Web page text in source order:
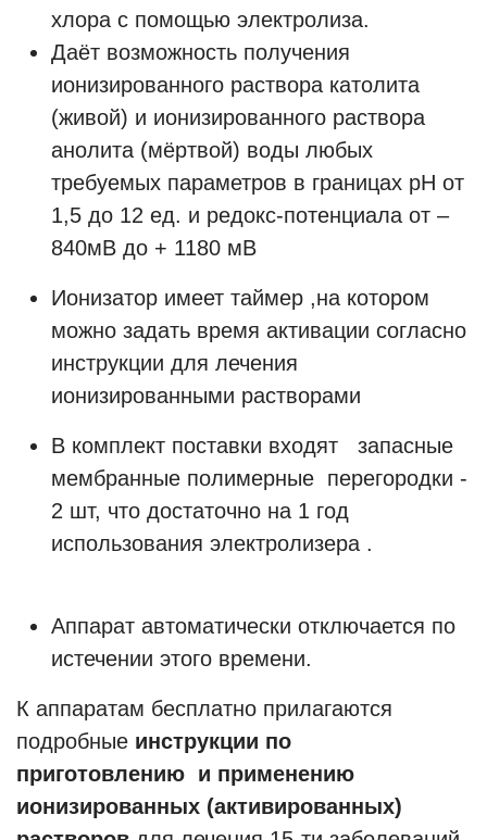
хлора с помощью электролиза.
Даёт возможность получения
ионизированного раствора католита
(живой) и ионизированного раствора
анолита (мёртвой) воды любых
требуемых параметров в границах рН от
1,5 до 12 ед. и редокс-потенциала от –
840мВ до + 1180 мВ
Ионизатор имеет таймер ,на котором
можно задать время активации согласно
инструкции для лечения
ионизированными растворами
В комплект поставки входят запасные
мембранные полимерные перегородки -
2 шт, что достаточно на 1 год
использования электролизера .
Аппарат автоматически отключается по
истечении этого времени.
К аппаратам бесплатно прилагаются
подробные инструкции по
приготовлению и применению
ионизированных (активированных)